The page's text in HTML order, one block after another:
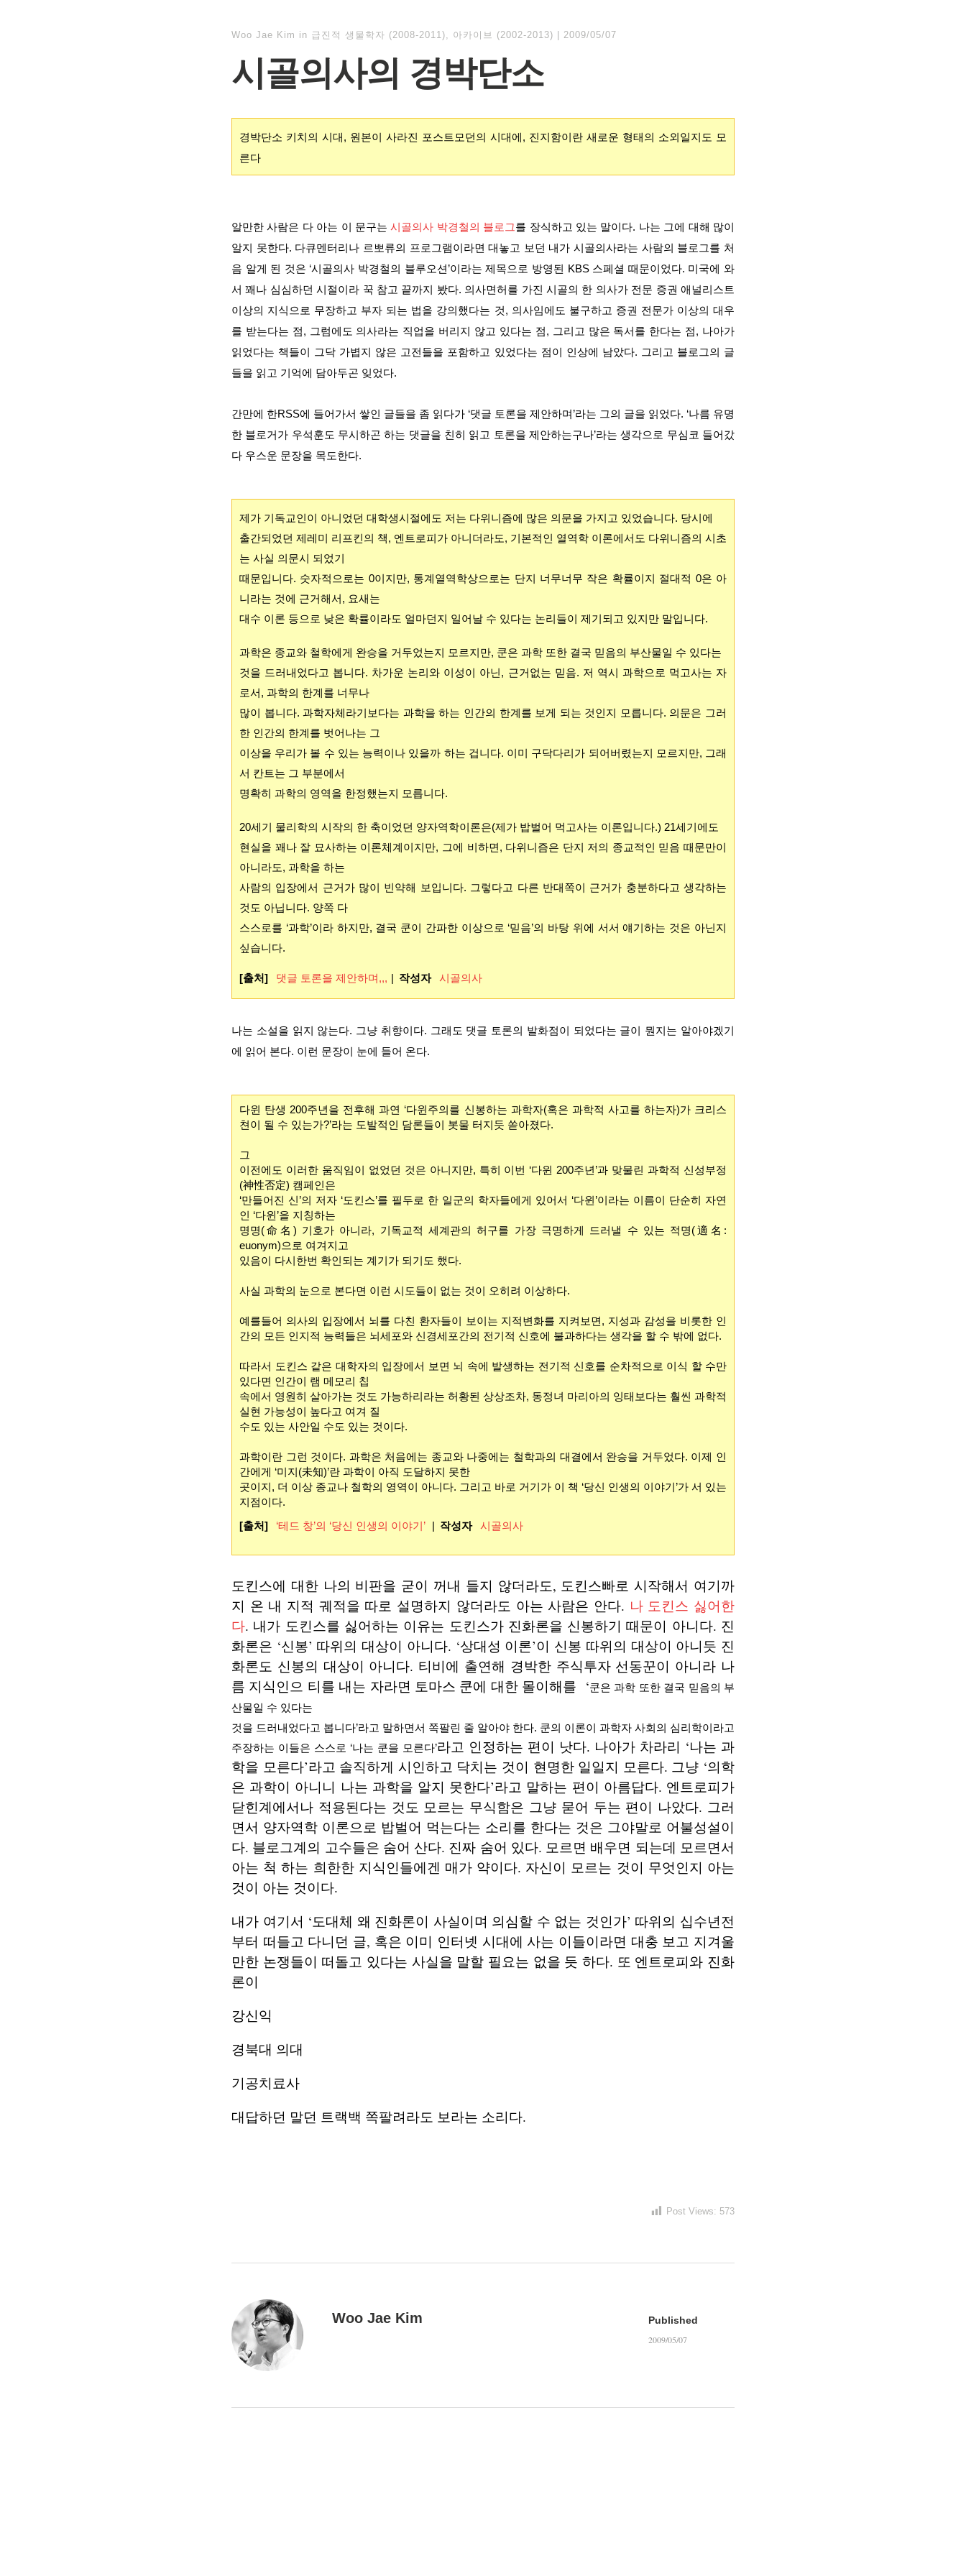
Woo Jae Kim in 급진적 생물학자 (2008-2011), 아카이브 (2002-2013) 2009/05/07
시골의사의 경박단소
경박단소 키치의 시대, 원본이 사라진 포스트모던의 시대에, 진지함이란 새로운 형태의 소외일지도 모
른다
알만한 사람은 다 아는 이 문구는시골의사 박경철의 블로그를 장식하고 있는 말이다. 나는 그에 대해 많이
알지 못한다. 다큐멘터리나 르뽀류의 프로그램이라면 대놓고 보던 내가 시골의사라는 사람의 블로그를 처
음 알게 된 것은 ‘시골의사 박경철의 블루오션’이라는 제목으로 방영된 KBS 스페셜 때문이었다. 미국에 와
서 꽤나 심심하던 시절이라 꾹 참고 끝까지 봤다. 의사면허를 가진 시골의 한 의사가 전문 증권 애널리스트
이상의 지식으로 무장하고 부자 되는 법을 강의했다는 것, 의사임에도 불구하고 증권 전문가 이상의 대우
를 받는다는 점, 그럼에도 의사라는 직업을 버리지 않고 있다는 점, 그리고 많은 독서를 한다는 점, 나아가
읽었다는 책들이 그닥 가볍지 않은 고전들을 포함하고 있었다는 점이 인상에 남았다. 그리고 블로그의 글
들을 읽고 기억에 담아두곤 잊었다.
간만에 한RSS에 들어가서 쌓인 글들을 좀 읽다가 ‘댓글 토론을 제안하며’라는 그의 글을 읽었다. ‘나름 유명
한 블로거가 우석훈도 무시하곤 하는 댓글을 친히 읽고 토론을 제안하는구나’라는 생각으로 무심코 들어갔
다 우스운 문장을 목도한다.
제가 기독교인이 아니었던 대학생시절에도 저는 다위니즘에 많은 의문을 가지고 있었습니다. 당시에
출간되었던 제레미 리프킨의 책, 엔트로피가 아니더라도, 기본적인 열역학 이론에서도 다위니즘의 시초
는 사실 의문시 되었기
때문입니다. 숫자적으로는 0이지만, 통계열역학상으로는 단지 너무너무 작은 확률이지 절대적 0은 아
니라는 것에 근거해서, 요새는
대수 이론 등으로 낮은 확률이라도 얼마던지 일어날 수 있다는 논리들이 제기되고 있지만 말입니다.
과학은 종교와 철학에게 완승을 거두었는지 모르지만, 쿤은 과학 또한 결국 믿음의 부산물일 수 있다는
것을 드러내었다고 봅니다. 차가운 논리와 이성이 아닌, 근거없는 믿음. 저 역시 과학으로 먹고사는 자
로서, 과학의 한계를 너무나
많이 봅니다. 과학자체라기보다는 과학을 하는 인간의 한계를 보게 되는 것인지 모릅니다. 의문은 그러
한 인간의 한계를 벗어나는 그
이상을 우리가 볼 수 있는 능력이나 있을까 하는 겁니다. 이미 구닥다리가 되어버렸는지 모르지만, 그래
서 칸트는 그 부분에서
명확히 과학의 영역을 한정했는지 모릅니다.
20세기 물리학의 시작의 한 축이었던 양자역학이론은(제가 밥벌어 먹고사는 이론입니다.) 21세기에도
현실을 꽤나 잘 묘사하는 이론체계이지만, 그에 비하면, 다위니즘은 단지 저의 종교적인 믿음 때문만이
아니라도, 과학을 하는
사람의 입장에서 근거가 많이 빈약해 보입니다. 그렇다고 다른 반대쪽이 근거가 충분하다고 생각하는
것도 아닙니다. 양쪽 다
스스로를 ‘과학’이라 하지만, 결국 쿤이 간파한 이상으로 ‘믿음’의 바탕 위에 서서 얘기하는 것은 아닌지
싶습니다.
[출처] 댓글 토론을 제안하며,,, 작성자 시골의사
나는 소설을 읽지 않는다. 그냥 취향이다. 그래도 댓글 토론의 발화점이 되었다는 글이 뭔지는 알아야겠기
에 읽어 본다. 이런 문장이 눈에 들어 온다.
다윈 탄생 200주년을 전후해 과연 ‘다윈주의를 신봉하는 과학자(혹은 과학적 사고를 하는자)가 크리스
쳔이 될 수 있는가?’라는 도발적인 담론들이 봇물 터지듯 쏟아졌다.
그
이전에도 이러한 움직임이 없었던 것은 아니지만, 특히 이번 ‘다윈 200주년’과 맞물린 과학적 신성부정
(神性否定) 캠페인은
‘만들어진 신’의 저자 ‘도킨스’를 필두로 한 일군의 학자들에게 있어서 ‘다윈’이라는 이름이 단순히 자연
인 ‘다윈’을 지칭하는
명명(命名) 기호가 아니라, 기독교적 세계관의 허구를 가장 극명하게 드러낼 수 있는 적명(適名:
euonym)으로 여겨지고
있음이 다시한번 확인되는 계기가 되기도 했다.
사실 과학의 눈으로 본다면 이런 시도들이 없는 것이 오히려 이상하다.
예를들어 의사의 입장에서 뇌를 다친 환자들이 보이는 지적변화를 지켜보면, 지성과 감성을 비롯한 인
간의 모든 인지적 능력들은 뇌세포와 신경세포간의 전기적 신호에 불과하다는 생각을 할 수 밖에 없다.
따라서 도킨스 같은 대학자의 입장에서 보면 뇌 속에 발생하는 전기적 신호를 순차적으로 이식 할 수만
있다면 인간이 램 메모리 칩
속에서 영원히 살아가는 것도 가능하리라는 허황된 상상조차, 동정녀 마리아의 잉태보다는 훨씬 과학적
실현 가능성이 높다고 여겨 질
수도 있는 사안일 수도 있는 것이다.
과학이란 그런 것이다. 과학은 처음에는 종교와 나중에는 철학과의 대결에서 완승을 거두었다. 이제 인
간에게 ‘미지(未知)’란 과학이 아직 도달하지 못한
곳이지, 더 이상 종교나 철학의 영역이 아니다. 그리고 바로 거기가 이 책 ‘당신 인생의 이야기’가 서 있는
지점이다.
[출처] ‘테드 창’의 ‘당신 인생의 이야기’ 작성자 시골의사
도킨스에 대한 나의 비판을 굳이 꺼내 들지 않더라도, 도킨스빠로 시작해서 여기까
지 온 내 지적 궤적을 따로 설명하지 않더라도 아는 사람은 안다. 나 도킨스 싫어한
다. 내가 도킨스를 싫어하는 이유는 도킨스가 진화론을 신봉하기 때문이 아니다. 진
화론은 ‘신봉’ 따위의 대상이 아니다. ‘상대성 이론’이 신봉 따위의 대상이 아니듯 진
화론도 신봉의 대상이 아니다. 티비에 출연해 경박한 주식투자 선동꾼이 아니라 나
름 지식인으 티를 내는 자라면 토마스 쿤에 대한 몰이해를 ‘쿤은 과학 또한 결국 믿음의 부
산물일 수 있다는
것을 드러내었다고 봅니다’라고 말하면서 쪽팔린 줄 알아야 한다. 쿤의 이론이 과학자 사회의 심리학이라고
주장하는 이들은 스스로 ‘나는 쿤을 모른다’라고 인정하는 편이 낫다. 나아가 차라리 ‘나는 과
학을 모른다’라고 솔직하게 시인하고 닥치는 것이 현명한 일일지 모른다. 그냥 ‘의학
은 과학이 아니니 나는 과학을 알지 못한다’라고 말하는 편이 아름답다. 엔트로피가
닫힌계에서나 적용된다는 것도 모르는 무식함은 그냥 묻어 두는 편이 나았다. 그러
면서 양자역학 이론으로 밥벌어 먹는다는 소리를 한다는 것은 그야말로 어불성설이
다. 블로그계의 고수들은 숨어 산다. 진짜 숨어 있다. 모르면 배우면 되는데 모르면서
아는 척 하는 희한한 지식인들에겐 매가 약이다. 자신이 모르는 것이 무엇인지 아는
것이 아는 것이다.
내가 여기서 ‘도대체 왜 진화론이 사실이며 의심할 수 없는 것인가’ 따위의 십수년전
부터 떠들고 다니던 글, 혹은 이미 인터넷 시대에 사는 이들이라면 대충 보고 지겨울
만한 논쟁들이 떠돌고 있다는 사실을 말할 필요는 없을 듯 하다. 또 엔트로피와 진화
론이
강신익
경북대 의대
기공치료사
대답하던 말던 트랙백 쪽팔려라도 보라는 소리다.
Post Views: 573
Woo Jae Kim
Published
2009/05/07